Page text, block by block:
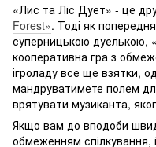
«Лис та Ліс Дует» - це
Forest». Тоді як
суперницькою дуелькою,
кооперативна гра з
ігроладу все ще взятки,
мандруватимете полем
врятувати музиканта,
Якщо вам до вподоби
обмеженням